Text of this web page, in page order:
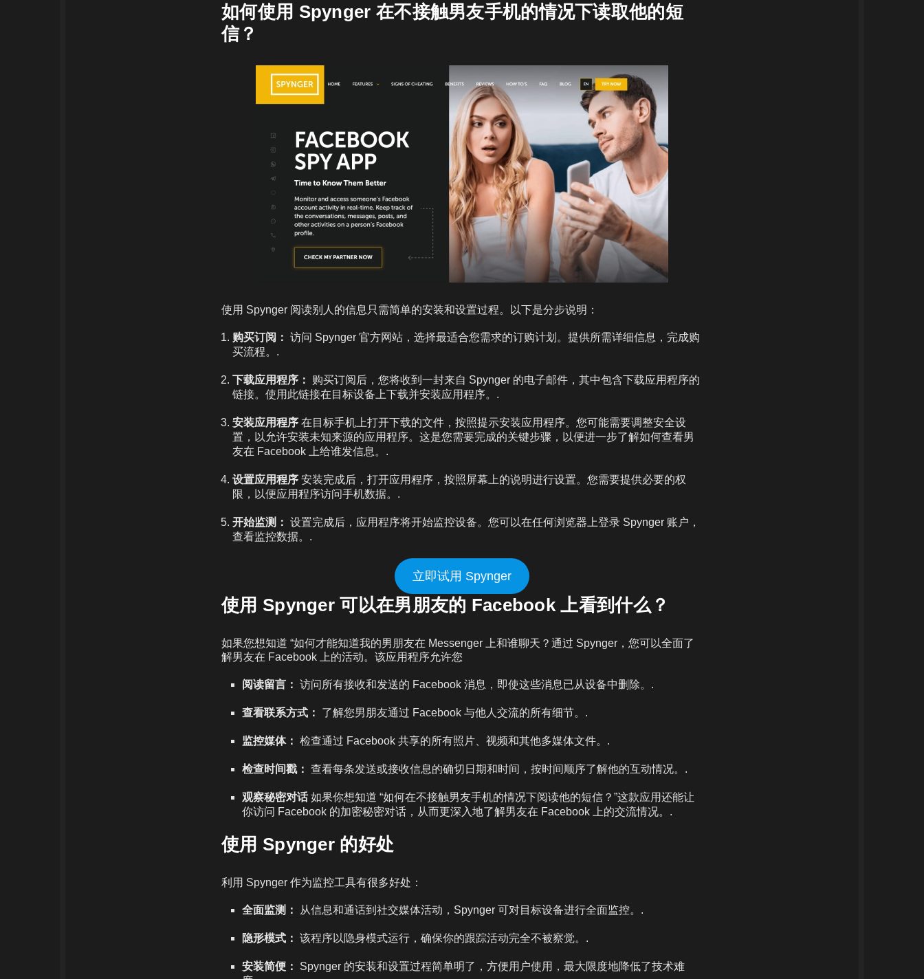
如何使用 Spynger 在不接触男友手机的情况下读取他的短
信？
使用 Spynger 阅读别人的信息只需简单的安装和设置过程。以下是分步说明：
购买订阅： 访问 Spynger 官方网站，选择最适合您需求的订购计划。提供所需详细信息，完成购
买流程。.
下载应用程序：
购买订阅后，您将收到一封来自 Spynger 的电子邮件，其中包含下载应用程序的
链接。使用此链接在目标设备上下载并安装应用程序。.
安装应用程序 在目标手机上打开下载的文件，按照提示安装应用程序。您可能需要调整安全设
置，以允许安装未知来源的应用程序。这是您需要完成的关键步骤，以便进一步了解如何查看男
友在 Facebook 上给谁发信息。.
设置应用程序 安装完成后，打开应用程序，按照屏幕上的说明进行设置。您需要提供必要的权
限，以便应用程序访问手机数据。.
开始监测： 设置完成后，应用程序将开始监控设备。您可以在任何浏览器上登录 Spynger 账户，
查看监控数据。.
立即试用 Spynger
使用 Spynger 可以在男朋友的 Facebook 上看到什么？
如果您想知道 “如何才能知道我的男朋友在 Messenger 上和谁聊天？通过 Spynger，您可以全面了
解男友在 Facebook 上的活动。该应用程序允许您
阅读留言： 访问所有接收和发送的 Facebook 消息，即使这些消息已从设备中删除。.
查看联系方式： 了解您男朋友通过 Facebook 与他人交流的所有细节。.
监控媒体： 检查通过 Facebook 共享的所有照片、视频和其他多媒体文件。.
检查时间戳： 查看每条发送或接收信息的确切日期和时间，按时间顺序了解他的互动情况。.
观察秘密对话如果你想知道 “如何在不接触男友手机的情况下阅读他的短信？”这款应用还能让
你访问 Facebook 的加密秘密对话，从而更深入地了解男友在 Facebook 上的交流情况。.
使用 Spynger 的好处
利用 Spynger 作为监控工具有很多好处：
全面监测： 从信息和通话到社交媒体活动，Spynger 可对目标设备进行全面监控。.
隐形模式： 该程序以隐身模式运行，确保你的跟踪活动完全不被察觉。.
安装简便：
Spynger 的安装和设置过程简单明了，方便用户使用，最大限度地降低了技术难